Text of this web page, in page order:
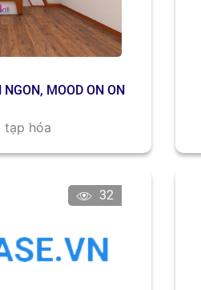
MOOD ON ON
tạp hóa
32